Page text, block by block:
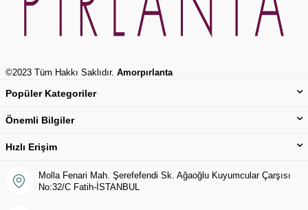
©2023 Tüm Hakkı Saklıdır. Amorpırlanta
Popüler Kategoriler
Önemli Bilgiler
Hızlı Erişim
Molla Fenari Mah. Şerefefendi Sk. Ağaoğlu Kuyumcular Çarşısı
No:32/C Fatih-İSTANBUL